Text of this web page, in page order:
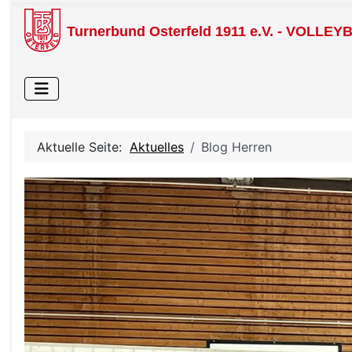
Turnerbund Osterfeld 1911 e.V. -
Aktuelle Seite: Aktuelles Blog Herren